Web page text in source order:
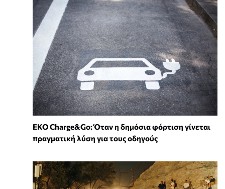
EKO Charge&Go: Όταν η δημόσια φόρτιση γίνεται
πραγματική λύση για τους οδηγούς